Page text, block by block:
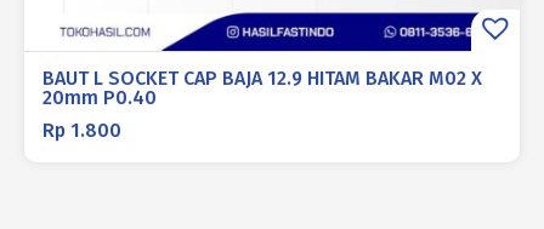
BAUT L SOCKET CAP BAJA 12.9 HITAM BAKAR M02 X
20mm P0.40
Rp 1.800